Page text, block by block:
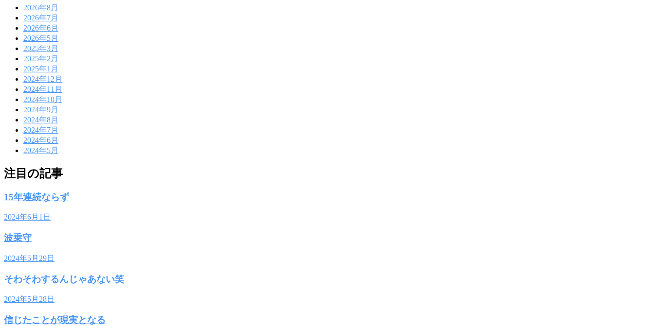
2026年8月
2026年7月
2026年6月
2026年5月
2025年3月
2025年2月
2025年1月
2024年12月
2024年11月
2024年10月
2024年9月
2024年8月
2024年7月
2024年6月
2024年5月
注目の記事
15年連続ならず
2024年6月1日
波乗守
2024年5月29日
そわそわするんじゃあない笑
2024年5月28日
信じたことが現実となる